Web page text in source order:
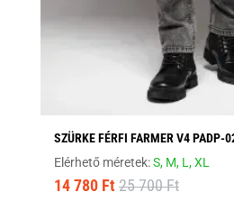
SZÜRKE FÉRFI FARMER V4 PADP-
Elérhető méretek:S, M, L,XL
14 780 Ft 25 700 Ft